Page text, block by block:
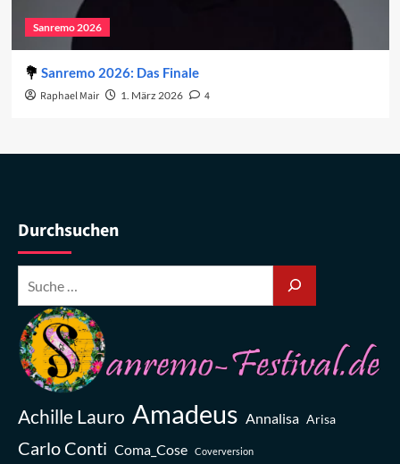
Sanremo 2026
Sanremo 2026: Das Finale
Raphael Mair 1. März 2026 4
Durchsuchen
Achille Lauro Amadeus Annalisa Arisa
Carlo Conti Coma_Cose Coverversion